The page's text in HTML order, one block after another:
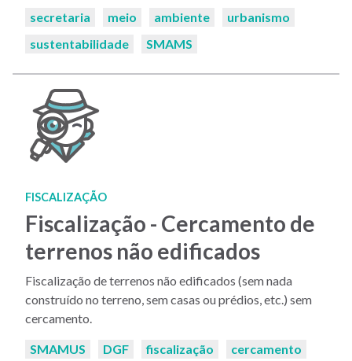
secretaria
meio ambiente
urbanismo
sustentabilidade
SMAMS
FISCALIZAÇÃO
Fiscalização - Cercamento de
terrenos não edificados
Fiscalização de terrenos não edificados (sem nada
construído no terreno, sem casas ou prédios, etc.) sem
cercamento.
Palavras-
SMAMUS DGF fiscalização
cercamento